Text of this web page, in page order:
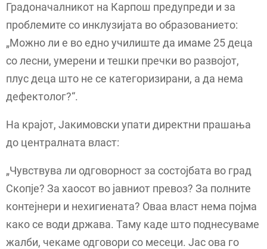
Градоначалникот на Карпош предупреди и за
проблемите со инклузијата во образованието:
„Можно ли е во едно училиште да имаме 25 деца
со лесни, умерени и тешки пречки во развојот,
плус деца што не се категоризирани, а да нема
дефектолог?“.
На крајот, Јакимовски упати директни прашања
до централната власт:
„Чувствува ли одговорност за состојбата во град
Скопје? За хаосот во јавниот превоз? За полните
контејнери и нехигиената? Оваа власт нема појма
како се води држава. Таму каде што поднесуваме
жалби, чекаме одговори со месеци. Јас ова го